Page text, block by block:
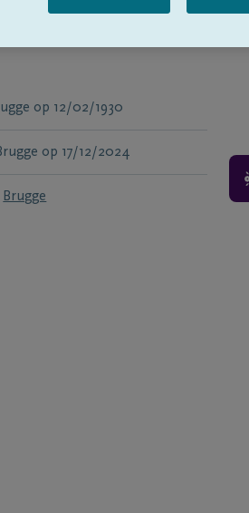
op 12/02/1930
op 17/12/2024
Brugge